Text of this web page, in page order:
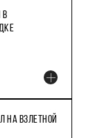
В
НА ВЗЛЕТНОЙ